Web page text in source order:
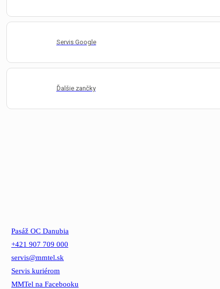
Servis Google
Ďalšie zančky
Pasáž OC Danubia
+421 907 709 000
servis@mmtel.sk
Servis kuriérom
MMTel na Facebooku